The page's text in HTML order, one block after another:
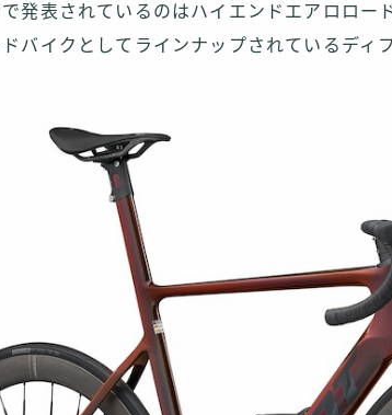
発表されているのはハイエンドエアロロー
バイクとしてラインナップされているディ